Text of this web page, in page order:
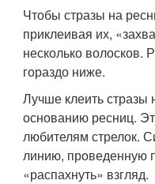
Чтобы стразы на
приклеивая их,
несколько волосков.
гораздо ниже.
Лучше клеить стразы
основанию ресниц.
любителям стрелок.
линию, проведенную
«распахнуть» взгляд.